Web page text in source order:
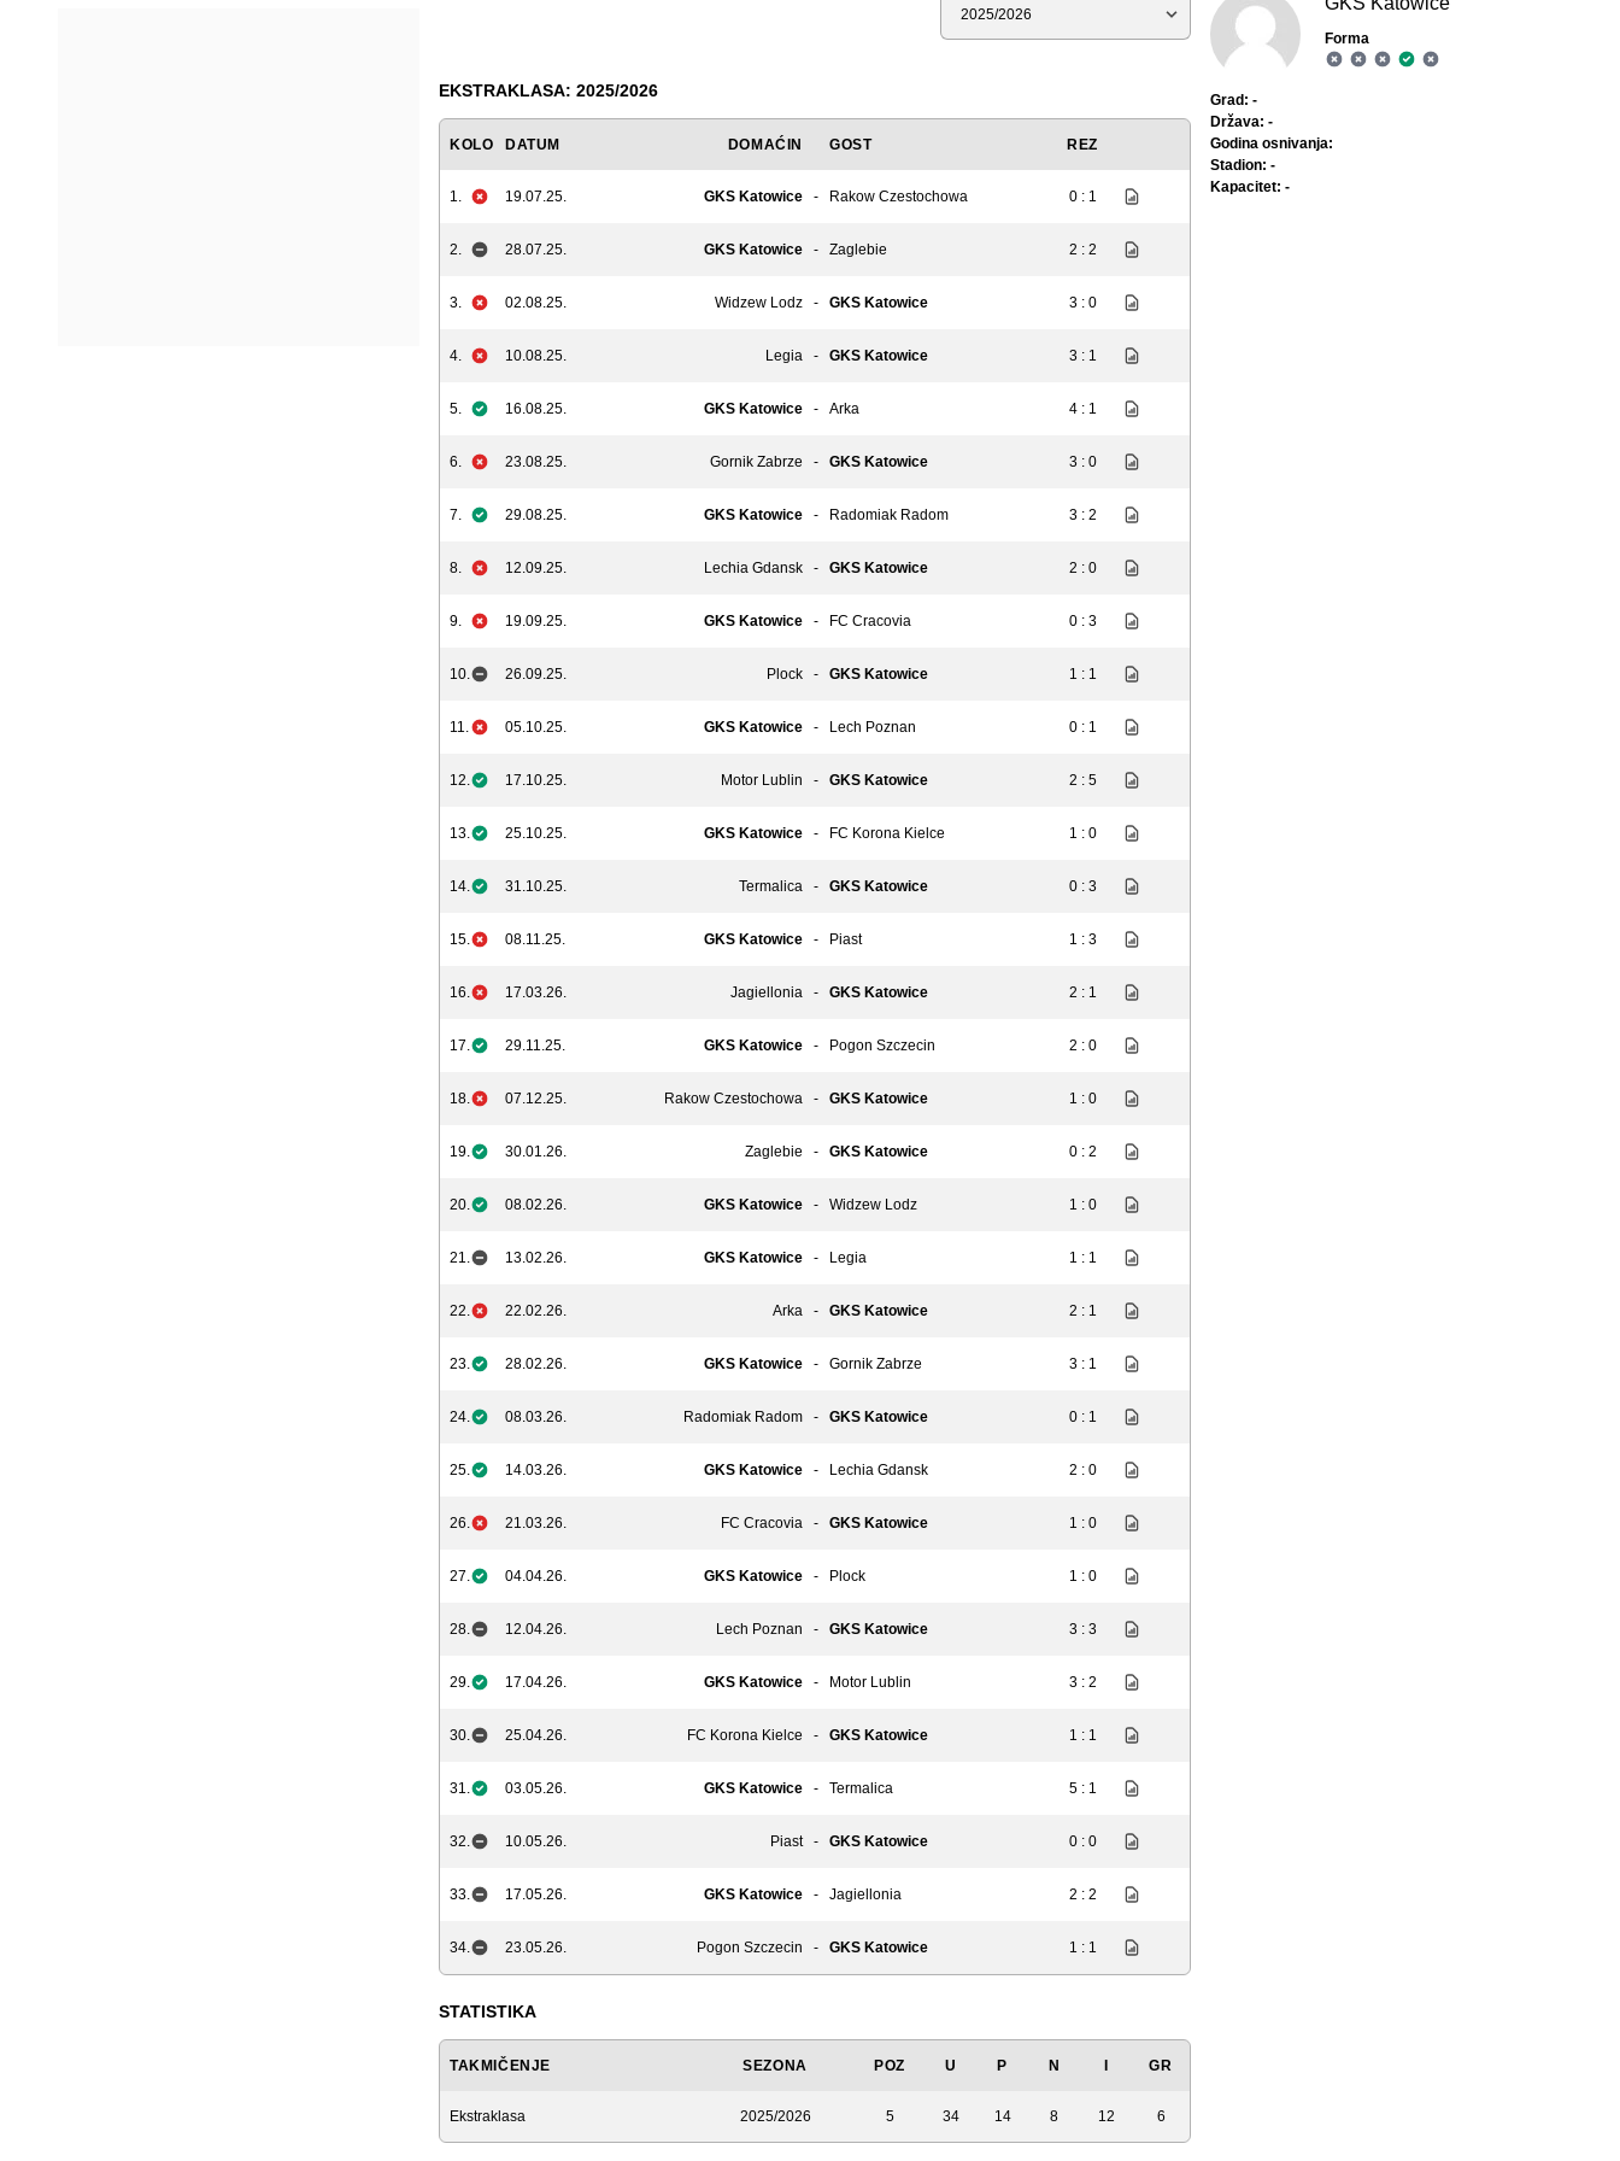
EKSTRAKLASA: 2025/2026
KOLO DATUM DOMAĆIN GOST REZ
1. 19.07.25. GKS Katowice - Rakow Czestochowa 0 : 1
2. 28.07.25. GKS Katowice - Zaglebie 2 : 2
3. 02.08.25. Widzew Lodz - GKS Katowice 3 : 0
4. 10.08.25. Legia - GKS Katowice 3 : 1
5. 16.08.25. GKS Katowice - Arka 4 : 1
6. 23.08.25. Gornik Zabrze - GKS Katowice 3 : 0
7. 29.08.25. GKS Katowice - Radomiak Radom 3 : 2
8. 12.09.25. Lechia Gdansk - GKS Katowice 2 : 0
9. 19.09.25. GKS Katowice - FC Cracovia 0 : 3
10. 26.09.25. Plock - GKS Katowice 1 : 1
11. 05.10.25. GKS Katowice - Lech Poznan 0 : 1
12. 17.10.25. Motor Lublin - GKS Katowice 2 : 5
13. 25.10.25. GKS Katowice - FC Korona Kielce 1 : 0
14. 31.10.25. Termalica - GKS Katowice 0 : 3
15. 08.11.25. GKS Katowice - Piast 1 : 3
16. 17.03.26. Jagiellonia - GKS Katowice 2 : 1
17. 29.11.25. GKS Katowice - Pogon Szczecin 2 : 0
18. 07.12.25. Rakow Czestochowa - GKS Katowice 1 : 0
19. 30.01.26. Zaglebie - GKS Katowice 0 : 2
20. 08.02.26. GKS Katowice - Widzew Lodz 1 : 0
21. 13.02.26. GKS Katowice - Legia 1 : 1
22. 22.02.26. Arka - GKS Katowice 2 : 1
23. 28.02.26. GKS Katowice - Gornik Zabrze 3 : 1
24. 08.03.26. Radomiak Radom - GKS Katowice 0 : 1
25. 14.03.26. GKS Katowice - Lechia Gdansk 2 : 0
26. 21.03.26. FC Cracovia - GKS Katowice 1 : 0
27. 04.04.26. GKS Katowice - Plock 1 : 0
28. 12.04.26. Lech Poznan - GKS Katowice 3 : 3
29. 17.04.26. GKS Katowice - Motor Lublin 3 : 2
30. 25.04.26. FC Korona Kielce - GKS Katowice 1 : 1
31. 03.05.26. GKS Katowice - Termalica 5 : 1
32. 10.05.26. Piast - GKS Katowice 0 : 0
33. 17.05.26. GKS Katowice - Jagiellonia 2 : 2
34. 23.05.26. Pogon Szczecin - GKS Katowice 1 : 1
STATISTIKA
TAKMIČENJE SEZONA POZ U P N GR
Ekstraklasa 2025/2026 5 34 14 8 12 6
Forma
Grad: -
Država: -
Godina osnivanja:
Stadion: -
Kapacitet: -